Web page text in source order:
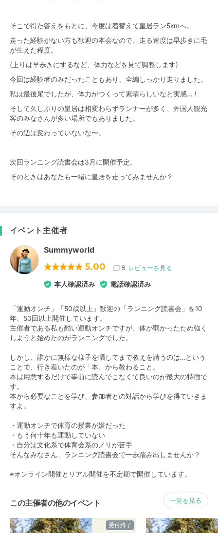
そこで得た答えをもとに、今度は着替えて皇居ラン5kmへ。
走った経験がない方も歓迎の本会なので、走る速度は早歩きに毛
が生えた程度。
(上りは早歩きにするなど、体力などを見て調整します)
今回は経験者のみだったこともあり、全編しっかり走りました。
私は最後尾でしたが、体力がつくって素晴らしいなと実感…！
そして久しぶりの皇居は相変わらずランナーが多く、外国人観光
客のみなさんが多い場所でもありました。
その辺は変わっていないな〜。
次回ランニング読書会は3月に開催予定。
そのときはあなたも一緒に皇居を走ってみませんか？
イベント主催者
Summyworld
5.00 5 レビューを見る
本人確認済み 電話確認済み
「運動オンチ」「50歳以上」歓迎の「ランニング読書会」を10
年、50回以上開催しています。
主催者である私も酷い運動オンチですが、体が弱かったため強く
しようと始めたのがランニングでした。
しかし、誰かに無様な様子を晒してまで教えを請うのは…という
ことで、行き着いたのが「本」から教わること。
本は用意するだけで事前に読んでこなくて良いのが最大の特徴で
す。
本から必要なことを学び、参加者との対話から学びを得ていきま
すよ。
・運動オンチで体育の授業が嫌だった
・もう何十年も運動していない
・自分は文化系で体育会系のノリが苦手
そんなみなさん、ランニング読書会で一歩踏み出しませんか？
※オンライン開催とリアル開催を不定期で開催しています。
この主催者の他のイベント 一覧を見る
受付終了